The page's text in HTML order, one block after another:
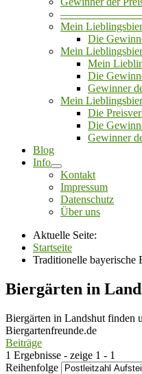
Mein
Die
Mein
Mein
Die
Gewinner
Mein
Die
Die
Gewinner
Blog
Info
Kontakt
Impressum
Datenschutz
Über uns
Aktuelle Seite:
Startseite
Traditionelle bayerische
Biergärten in
Biergärten in Landshut finden
Biergartenfreunde.de
Beiträge
1 Ergebnisse - zeige 1 - 1
Reihenfolge